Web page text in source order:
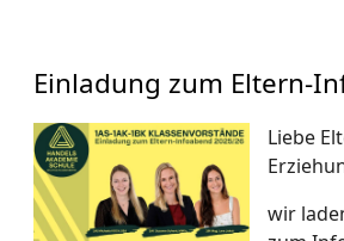
Einladung zum Eltern-
Liebe
wir